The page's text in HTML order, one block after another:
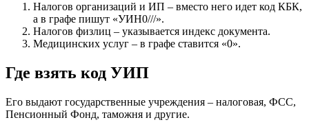
Налогов организаций и ИП – вместо него идет код КБК,
а в графе пишут «УИН0///».
Налогов физлиц – указывается индекс документа.
Медицинских услуг – в графе ставится «0».
Где взять код УИП
Его выдают государственные учреждения – налоговая, ФСС,
Пенсионный Фонд, таможня и другие.